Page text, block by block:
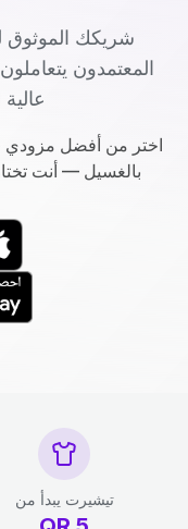
شريكك الموثوق
المعتمدون
اختر من أفضل مزودي
بالغسيل — أنت
تيشيرت يبدأ من